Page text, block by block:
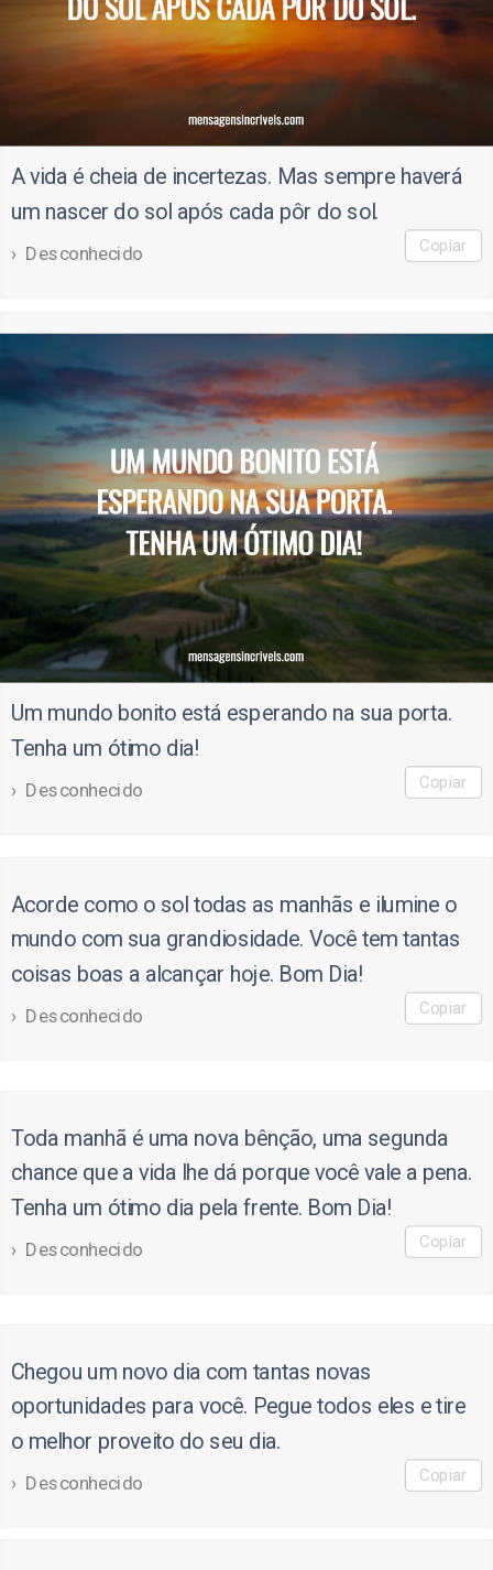
A vida é cheia de incertezas. Mas sempre haverá
um nascer do sol após cada pôr do sol.
Desconhecido Copiar
Um mundo bonito está esperando na sua porta.
Tenha um ótimo dia!
Desconhecido Copiar
Acorde como o sol todas as manhãs e ilumine o
mundo com sua grandiosidade. Você tem tantas
coisas boas a alcançar hoje. Bom Dia!
Desconhecido Copiar
Toda manhã é uma nova bênção, uma segunda
chance que a vida lhe dá porque você vale a pena.
Tenha um ótimo dia pela frente. Bom Dia!
Desconhecido Copiar
Chegou um novo dia com tantas novas
oportunidades para você. Pegue todos eles e tire
o melhor proveito do seu dia.
Desconhecido Copiar